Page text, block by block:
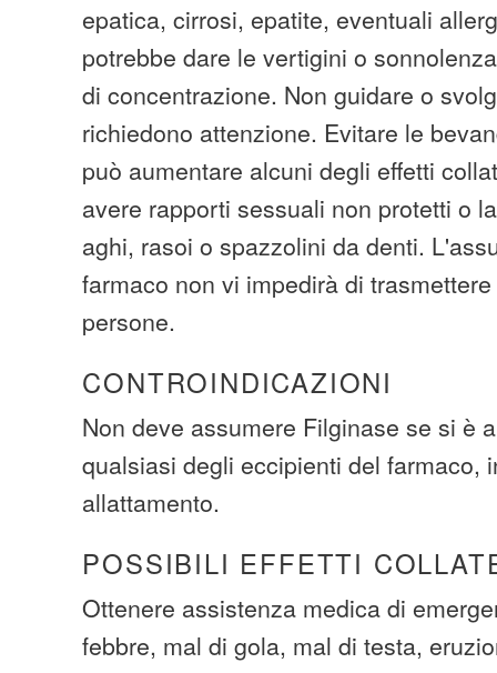
epatica, cirrosi, epatite, eventuali
potrebbe dare le vertigini o
di concentrazione. Non guidare o
richiedono attenzione. Evitare le
può aumentare alcuni degli effetti
avere rapporti sessuali non protetti o
aghi, rasoi o spazzolini da denti.
farmaco non vi impedirà di
persone.
CONTROINDICAZIONI
Non deve assumere Filginase se si è
qualsiasi degli eccipienti del farmaco,
allattamento.
POSSIBILI EFFETTI
Ottenere assistenza medica di
febbre, mal di gola, mal di testa,